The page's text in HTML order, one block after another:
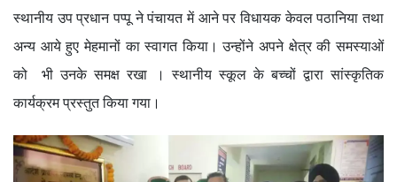
स्थानीय उप प्रधान पप्पू ने पंचायत में आने पर विधायक केवल पठानिया तथा
अन्य आये हुए मेहमानों का स्वागत किया। उन्होंने अपने क्षेत्र की समस्याओं
को भी उनके समक्ष रखा । स्थानीय स्कूल के बच्चों द्वारा सांस्कृतिक
कार्यक्रम प्रस्तुत किया गया।